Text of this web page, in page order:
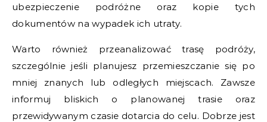
ubezpieczenie podróżne oraz kopie tych
dokumentów na wypadek ich utraty.
Warto również przeanalizować trasę podróży,
szczególnie jeśli planujesz przemieszczanie się po
mniej znanych lub odległych miejscach. Zawsze
informuj bliskich o planowanej trasie oraz
przewidywanym czasie dotarcia do celu. Dobrze jest